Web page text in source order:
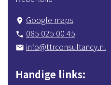
place Google maps
phone 085 025 00 45
mail info@ttrconsultancy.nl
Handige links